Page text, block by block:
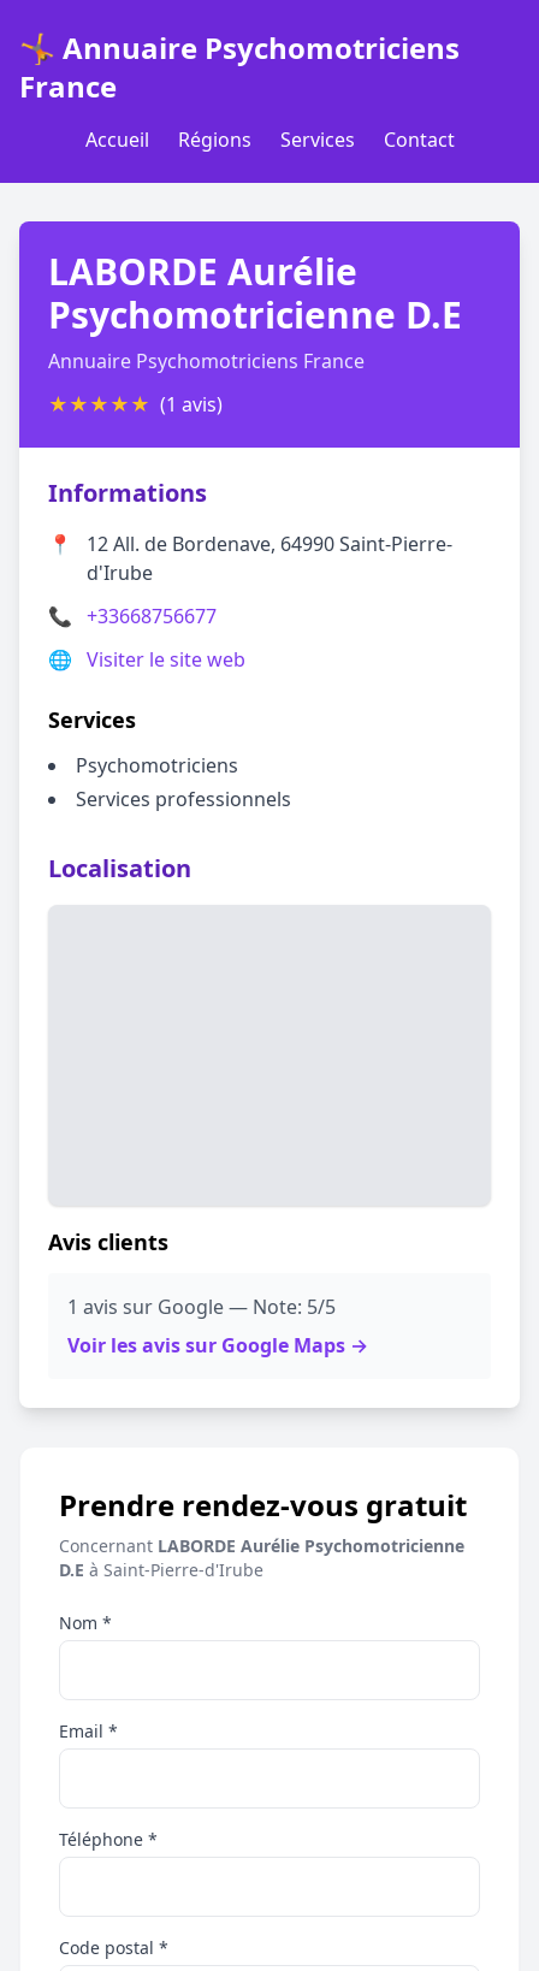
🤸 Annuaire Psychomotriciens
France
Accueil Régions Services Contact
LABORDE Aurélie
Psychomotricienne D.E
Annuaire Psychomotriciens France
★★★★★ (1 avis)
Informations
📍
12 All. de Bordenave, 64990 Saint-Pierre-
d'Irube
📞 +33668756677
🌐 Visiter le site web
Services
Psychomotriciens
Services professionnels
Localisation
Avis clients
1 avis sur Google — Note: 5/5
Voir les avis sur Google Maps →
Prendre rendez-vous gratuit
Concernant LABORDE Aurélie Psychomotricienne
D.E à Saint-Pierre-d'Irube
Nom *
Email *
Téléphone *
Code postal *